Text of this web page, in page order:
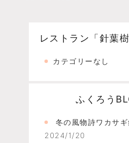
レストラン「針葉
カテゴリーなし
ふくろう
冬の風物詩ワカサギ
2024/1/20